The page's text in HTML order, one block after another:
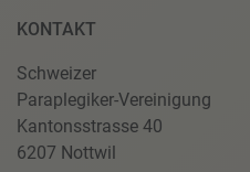
KONTAKT
Schweizer
Paraplegiker-Vereinigung
Kantonsstrasse 40
6207 Nottwil